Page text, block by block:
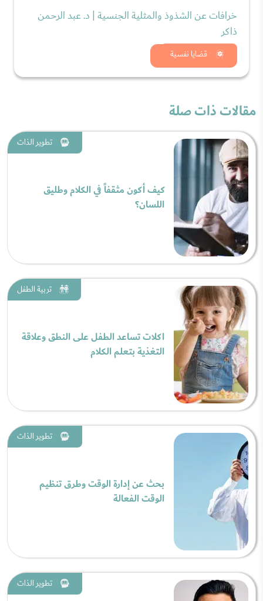
قضايا نفسية
خرافات عن الشذوذ والمثلية الجنسية | د. عبد الرحمن
ذاكر
شاهد الان
مقالات ذات صلة
تطوير الذات
كيف أكون مثقفاً في الكلام وطليق
اللسان؟
تربية الطفل
اكلات تساعد الطفل على النطق وعلاقة
التغذية بتعلم الكلام
تطوير الذات
بحث عن إدارة الوقت وطرق تنظيم
الوقت الفعالة
تطوير الذات